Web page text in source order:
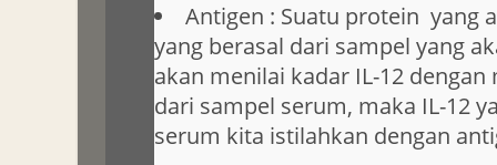
Antigen : Suatu protein yang
yang berasal dari sampel yang
akan menilai kadar IL-12 dengan
dari sampel serum, maka IL-12
serum kita istilahkan dengan